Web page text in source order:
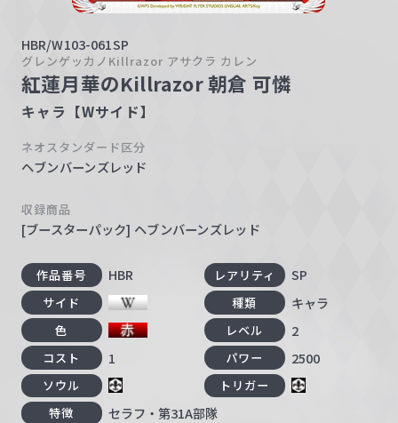
HBR/W103-061SP
グレンゲッカノKillrazor アサクラ カレン
紅蓮月華のKillrazor 朝倉 可憐
キャラ【Wサイド】
ネオスタンダード区分
ヘブンバーンズレッド
収録商品
[ブースターパック] ヘブンバーンズレッド
作品番号 HBR レアリティ SP
サイド 種類 キャラ
色 レベル 2
コスト 1 パワー 2500
ソウル
トリガー
特徴
セラフ・第31A部隊